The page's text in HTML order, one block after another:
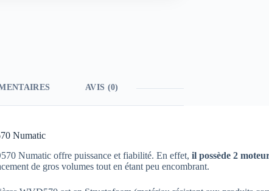
AVIS (0)
Numatic
Numatic offre puissance et fiabilité. En effet, il possède 2
de gros volumes tout en étant peu encombrant.